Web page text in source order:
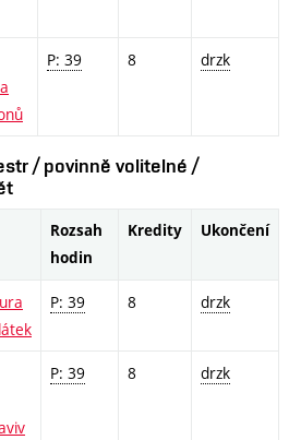
P: 39 8 drzk
/ povinně volitelné /
Rozsah
hodin
Kredity Ukončení
P: 39 8 drzk
P: 39 8 drzk